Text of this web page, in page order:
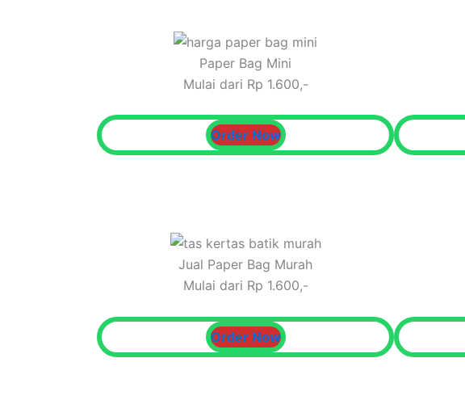
Paper Bag Mini
Mulai dari Rp 1.600,-
Order Now
Jual Paper Bag Murah
Mulai dari Rp 1.600,-
Order Now